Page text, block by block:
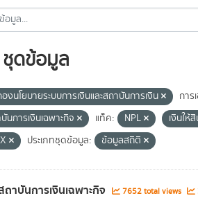
ดข้อมูล
งนโยบายระบบการเงินและสถาบันการเงิน การ
นการเงินเฉพาะกิจ
แท็ค: NPL เงินให้
ประเภทชุดข้อมูล: ข้อมูลสถิติ
ถาบันการเงินเฉพาะกิจ 7652 total views